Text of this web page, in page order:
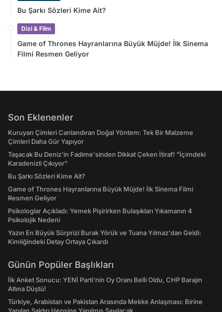
Bu Şarkı Sözleri Kime Ait?
Dizi & Film
Game of Thrones Hayranlarına Büyük Müjde! İlk Sinema
Filmi Resmen Geliyor
Son Eklenenler
Kuruyan Çimleri Canlandıran Doğal Yöntem: Tek Bir Malzeme
Çimleri Daha Gür Yapıyor
Taşacak Bu Deniz'in Fadime'sinden Dikkat Çeken İtiraf! "İçimdeki
Karadenizli Çıkıyor"
Bu Şarkı Sözleri Kime Ait?
Game of Thrones Hayranlarına Büyük Müjde! İlk Sinema Filmi
Resmen Geliyor
Psikologlar Açıkladı: Yemek Pişirirken Bulaşıkları Yıkamanın 4
Psikolojik Nedeni
Yazın En Büyük Sürprizi Burak Yörük ve Tuana Yılmaz'dan Geldi:
Kimliğindeki Detay Ortaya Çıkardı
Günün Popüler Başlıkları
İlk Anket Sonucu: YENİ Parti'nin Oy Oranı Belli Oldu, CHP Barajın
Altına Düştü!
Türkiye, Arabistan ve Pakistan Arasında Mekke Anlaşması: Birine